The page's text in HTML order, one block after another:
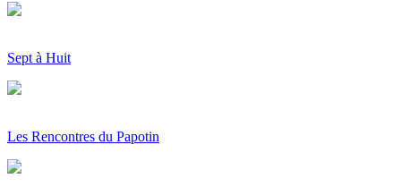
Sept à Huit
Les Rencontres du Papotin